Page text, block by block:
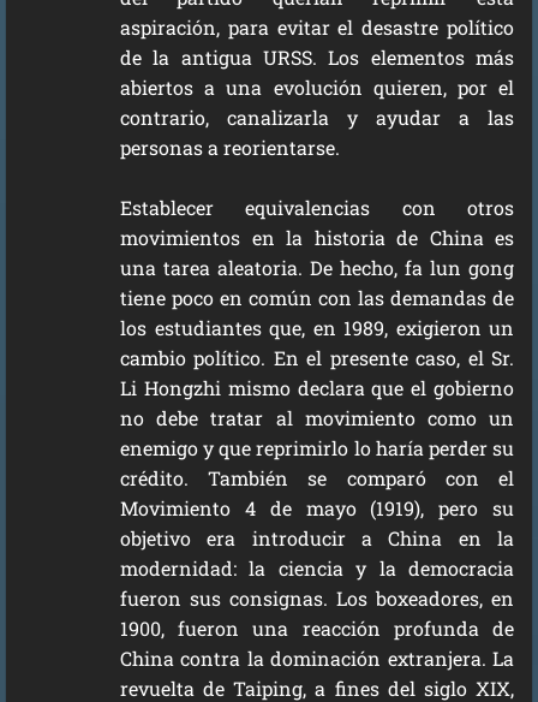
aspiración, para evitar el desastre político
de la antigua URSS. Los elementos más
abiertos a una evolución quieren, por el
contrario, canalizarla y ayudar a las
personas a reorientarse.
Establecer equivalencias con otros
movimientos en la historia de China es
una tarea aleatoria. De hecho, fa lun gong
tiene poco en común con las demandas de
los estudiantes que, en 1989, exigieron un
cambio político. En el presente caso, el Sr.
Li Hongzhi mismo declara que el gobierno
no debe tratar al movimiento como un
enemigo y que reprimirlo lo haría perder su
crédito. También se comparó con el
Movimiento 4 de mayo (1919), pero su
objetivo era introducir a China en la
modernidad: la ciencia y la democracia
fueron sus consignas. Los boxeadores, en
1900, fueron una reacción profunda de
China contra la dominación extranjera. La
revuelta de Taiping, a fines del siglo XIX,